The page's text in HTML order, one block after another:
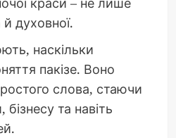
й духовної.
наскільки
пакізе. Воно
слова, стаючи
та навіть